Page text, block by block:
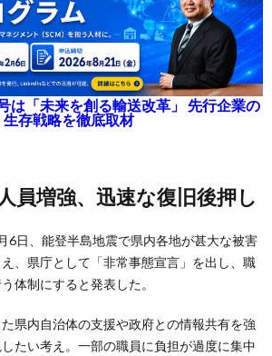
は「未来を創る輸送改革」 先行企業の
生存戦略を徹底取材
人員増強、迅速な復旧後押し
6日、能登半島地震で県内各地が甚大な被害
、県庁として「非常事態宣言」を出し、職
体制にすると発表した。
県内自治体の支援や政府との情報共有を強
たい考え。一部の職員に負担が過度に集中